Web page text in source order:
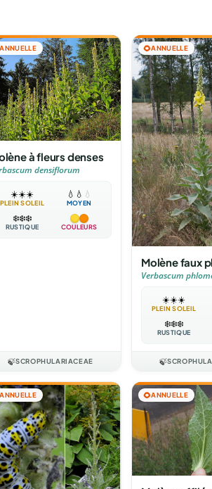
ANNUELLE
à fleurs denses
densiflorum
☀️☀️☀️
PLEIN SOLEIL
💧 💧 💧
MOYEN
❄️❄️❄️
RUSTIQUE COULEURS
🍃SCROPHULARIACEAE
🌻ANNUELLE
Molène faux
Verbascum
☀️☀️☀️
PLEIN SOLEIL
❄️❄️❄️
RUSTIQUE
🍃
ANNUELLE 🌻ANNUELLE